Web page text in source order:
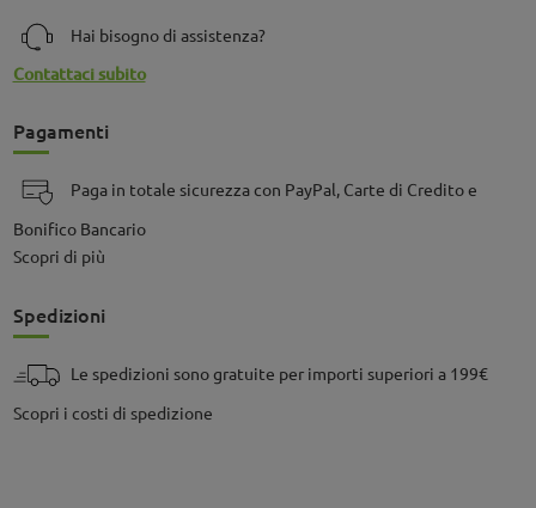
Hai bisogno di assistenza?
Contattaci subito
Pagamenti
Paga in totale sicurezza con PayPal, Carte di Credito e
Bonifico Bancario
Scopri di più
Spedizioni
Le spedizioni sono gratuite per importi superiori a 199€
Scopri i costi di spedizione